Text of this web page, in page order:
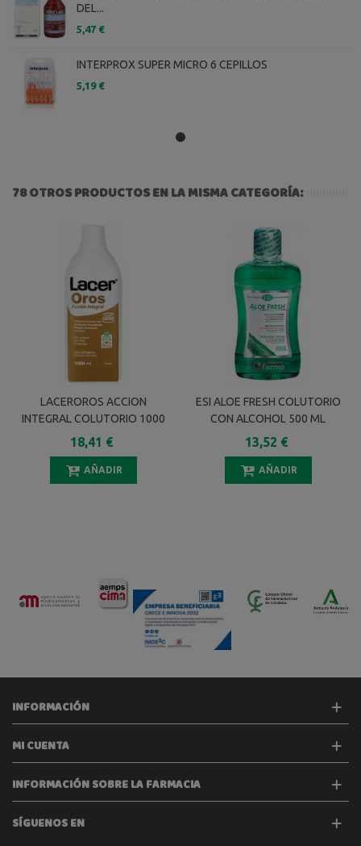
DEL...
5,47 €
INTERPROX SUPER MICRO 6 CEPILLOS
5,19 €
78 OTROS PRODUCTOS EN LA MISMA CATEGORÍA:
LACEROROS ACCION
INTEGRAL COLUTORIO 1000
ML
18,41 €
AÑADIR
ESI ALOE FRESH COLUTORIO
CON ALCOHOL 500 ML
13,52 €
AÑADIR
INFORMACIÓN
MI CUENTA
INFORMACIÓN SOBRE LA FARMACIA
SÍGUENOS EN